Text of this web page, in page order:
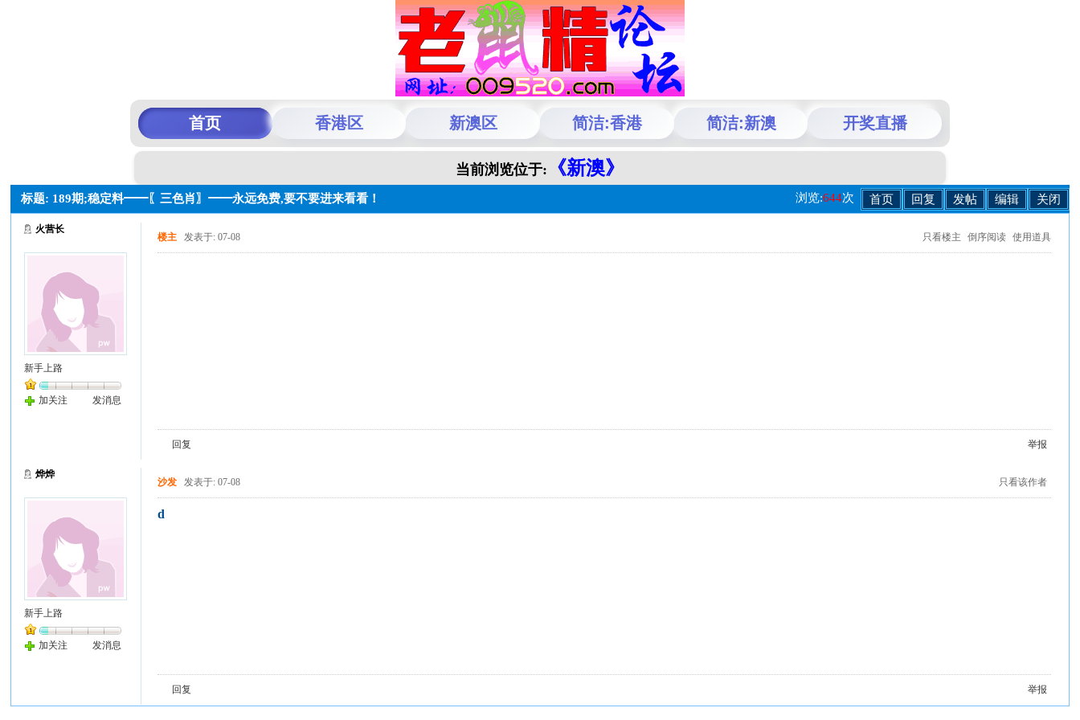
首页 香港区 新澳区 简洁:香港 简洁:新澳 开奖直播
当前浏览位于: 《新澳》
关闭
编辑
发帖
回复
首页
浏览:644次
标题: 189期;稳定料━━〖三色肖〗━━永远免费,要不要进来看看！
火营长
新手上路
加关注 发消息
只看楼主 倒序阅读 使用道具
楼主 发表于: 07-08
回复 举报
烨烨
新手上路
加关注 发消息
只看该作者
沙发 发表于: 07-08
d
回复 举报